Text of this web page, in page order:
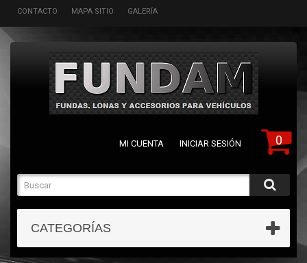
CONTACTO MAPA SITIO GALERÍA
0
MI CUENTA INICIAR SESIÓN
CATEGORÍAS